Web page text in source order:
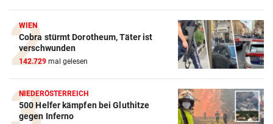
WIEN
Cobra stürmt Dorotheum, Täter ist
verschwunden
142.729 mal gelesen
NIEDERÖSTERREICH
500 Helfer kämpfen bei Gluthitze
gegen Inferno